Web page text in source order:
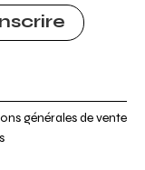
générales de vente